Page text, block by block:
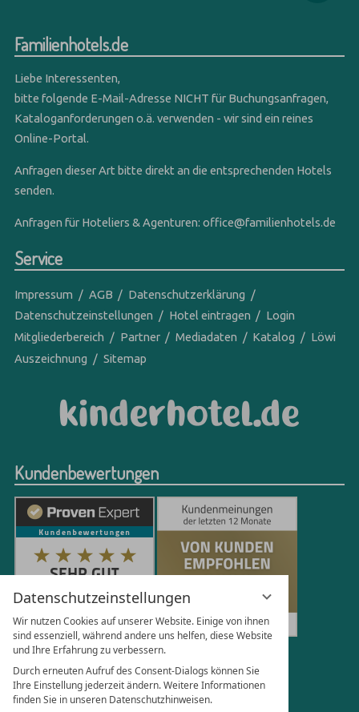
Datenschutzeinstellungen
Wir nutzen Cookies auf unserer Website. Einige von ihnen
sind essenziell, während andere uns helfen, diese Website
und Ihre Erfahrung zu verbessern.
Durch erneuten Aufruf des Consent-Dialogs können Sie
Ihre Einstellung jederzeit ändern. Weitere Informationen
finden Sie in unseren Datenschutzhinweisen.
Familienhotels.de
Liebe Interessenten,
bitte folgende E-Mail-Adresse NICHT für Buchungsanfragen,
Kataloganforderungen o.ä. verwenden - wir sind ein reines
Online-Portal.
Anfragen dieser Art bitte direkt an die entsprechenden Hotels
senden.
Anfragen für Hoteliers & Agenturen:office@familienhotels.de
Service
Impressum AGB
Datenschutzerklärung
Datenschutzeinstellungen
Hotel eintragen
Login
Mitgliederbereich
Partner Mediadaten Katalog
Löwi
Auszeichnung
Sitemap
Kundenbewertungen